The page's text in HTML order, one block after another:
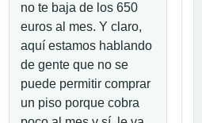
no te baja de los 650
euros al mes. Y claro,
aquí estamos hablando
de gente que no se
puede permitir comprar
un piso porque cobra